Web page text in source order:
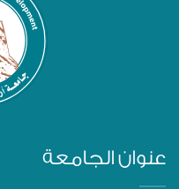
عنوان الجامعة